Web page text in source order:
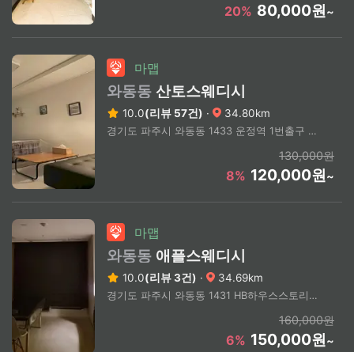
20% 80,000원~
마맵
와동동 산토스웨디시
10.0(리뷰 57건) · 34.80km
경기도 파주시 와동동 1433 운정역 1번출구 도보 5분
130,000원
8% 120,000원~
마맵
와동동 애플스웨디시
10.0(리뷰 3건) · 34.69km
경기도 파주시 와동동 1431 HB하우스스토리시티
160,000원
6% 150,000원~